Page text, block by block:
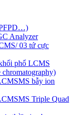
Analyzer
03 tứ cực
phổ LCMS
chromatography)
bẫy ion
Triple Quad